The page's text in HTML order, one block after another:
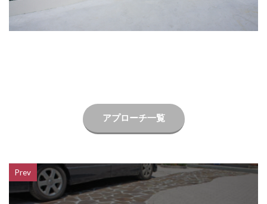
アプローチ一覧
Prev
LIXIL ワイドシャッターS
LIXIL 切文字サイン
LIXIL 横型ポストP-1型
LIXIL 樹ら楽ステージ
LIXIL 美彩 マリンライト
LIXIL 表札灯
LIXIL 門柱灯
LIXIL 開き門扉AB